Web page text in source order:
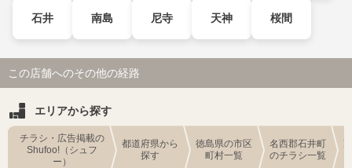
石井 南島 尼寺 天神 桜間
この店舗へのその他の経路
エリアから探す
チラシ・広告掲載の
Shufoo!（シュフ
ー）
都道府県から
探す
徳島県の市区
町村一覧
名西郡石井町
のチラシ一覧